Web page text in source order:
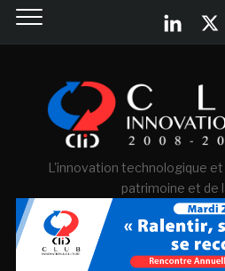
L'innovation technologique
patrimoine et de